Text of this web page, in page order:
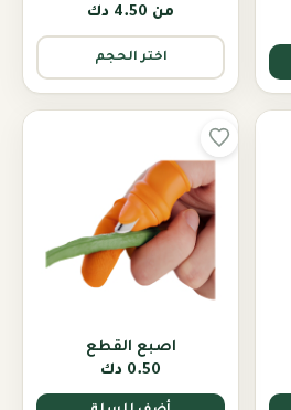
من 4.50 دك
اختر الحجم
اصبع القطع
0.50 دك